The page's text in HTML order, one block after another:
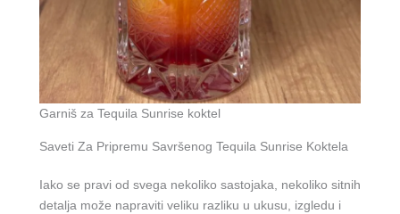
Garniš za Tequila Sunrise koktel
Saveti Za Pripremu Savršenog Tequila Sunrise Koktela
Iako se pravi od svega nekoliko sastojaka, nekoliko sitnih
detalja može napraviti veliku razliku u ukusu, izgledu i